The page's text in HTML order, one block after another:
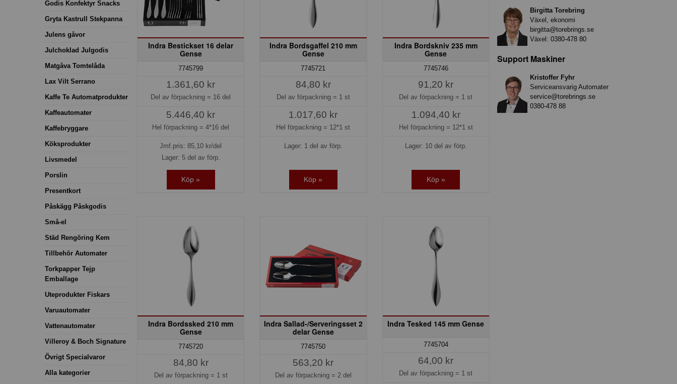
Godis Konfektyr Snacks
Gryta Kastrull Stekpanna
Julens gåvor
Julchoklad Julgodis
Matgåva Tomtelåda
Lax Vilt Serrano
Kaffe Te Automatprodukter
Kaffeautomater
Kaffebryggare
Köksprodukter
Livsmedel
Porslin
Presentkort
Påskägg Påskgodis
Små-el
Städ Rengöring Kem
Tillbehör Automater
Torkpapper Tejp
Emballage
Uteprodukter Fiskars
Varuautomater
Vattenautomater
Villeroy & Boch Signature
Övrigt Specialvaror
Alla kategorier
Indra Bestickset 16 delar
Gense
7745799
1.361,60 kr
Del av förpackning = 16 del
5.446,40 kr
Hel förpackning =4*16 del
Jmf.pris:85,10 kr/del
Lager: 5 del av förp.
Köp »
Indra Bordsgaffel 210 mm
Gense
7745721
84,80 kr
Del av förpackning = 1 st
1.017,60 kr
Hel förpackning = 12*1 st
Lager: 1 del av förp.
Köp »
Indra Bordskniv 235 mm
Gense
7745746
91,20 kr
Del av förpackning = 1 st
1.094,40 kr
Hel förpackning = 12*1 st
Lager: 10 del av förp.
Köp »
Indra Bordssked 210 mm
Gense
7745720
84,80 kr
Del av förpackning = 1 st
Indra Sallad-/Serveringsset 2
delar Gense
7745750
563,20 kr
Del av förpackning = 2 del
Indra Tesked 145 mm Gense
7745704
64,00 kr
Del av förpackning = 1 st
Birgitta Torebring
Växel, ekonomi
birgitta@torebrings.se
Växel: 0380-478 80
Support Maskiner
Kristoffer Fyhr
Serviceansvarig Automater
service@torebrings.se
0380-478 88